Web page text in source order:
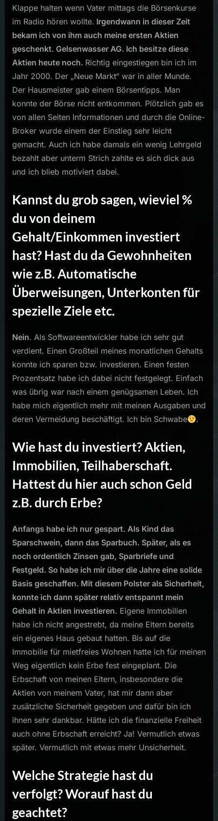
Klappe halten wenn Vater mittags die Börsenkurse
im Radio hören wollte. Irgendwann in dieser Zeit
bekam ich von ihm auch meine ersten Aktien
geschenkt. Gelsenwasser AG. Ich besitze diese
Aktien heute noch. Richtig eingestiegen bin ich im
Jahr 2000. Der „Neue Markt“ war in aller Munde.
Der Hausmeister gab einem Börsentipps. Man
konnte der Börse nicht entkommen. Plötzlich gab es
von allen Seiten Informationen und durch die Online-
Broker wurde einem der Einstieg sehr leicht
gemacht. Auch ich habe damals ein wenig Lehrgeld
bezahlt aber unterm Strich zahlte es sich dick aus
und ich blieb motiviert dabei.
Kannst du grob sagen, wieviel %
du von deinem
Gehalt/Einkommen investiert
hast? Hast du da Gewohnheiten
wie z.B. Automatische
Überweisungen, Unterkonten für
spezielle Ziele etc.
Nein. Als Softwareentwickler habe ich sehr gut
verdient. Einen Großteil meines monatlichen Gehalts
konnte ich sparen bzw. investieren. Einen festen
Prozentsatz habe ich dabei nicht festgelegt. Einfach
was übrig war nach einem genügsamen Leben. Ich
habe mich eigentlich mehr mit meinen Ausgaben und
deren Vermeidung beschäftigt. Ich bin Schwabe
.
Wie hast du investiert? Aktien,
Immobilien, Teilhaberschaft.
Hattest du hier auch schon Geld
z.B. durch Erbe?
Anfangs habe ich nur gespart. Als Kind das
Sparschwein, dann das Sparbuch. Später, als es
noch ordentlich Zinsen gab, Sparbriefe und
Festgeld. So habe ich mir über die Jahre eine solide
Basis geschaffen. Mit diesem Polster als Sicherheit,
konnte ich dann später relativ entspannt mein
Gehalt in Aktien investieren. Eigene Immobilien
habe ich nicht angestrebt, da meine Eltern bereits
ein eigenes Haus gebaut hatten. Bis auf die
Immobilie für mietfreies Wohnen hatte ich für meinen
Weg eigentlich kein Erbe fest eingeplant. Die
Erbschaft von meinen Eltern, insbesondere die
Aktien von meinem Vater, hat mir dann aber
zusätzliche Sicherheit gegeben und dafür bin ich
ihnen sehr dankbar. Hätte ich die finanzielle Freiheit
auch ohne Erbschaft erreicht? Ja! Vermutlich etwas
später. Vermutlich mit etwas mehr Unsicherheit.
Welche Strategie hast du
verfolgt? Worauf hast du
geachtet?